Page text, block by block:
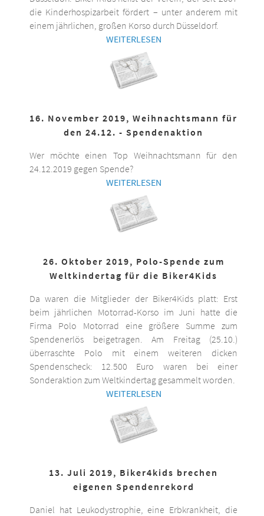
die Kinderhospizarbeit fördert – unter anderem mit
einem jährlichen, großen Korso durch Düsseldorf.
WEITERLESEN
16. November 2019, Weihnachtsmann für
den 24.12. - Spendenaktion
Wer möchte einen Top Weihnachtsmann für den
24.12.2019 gegen Spende?
WEITERLESEN
26. Oktober 2019, Polo-Spende zum
Weltkindertag für die Biker4Kids
Da waren die Mitglieder der Biker4Kids platt: Erst
beim jährlichen Motorrad-Korso im Juni hatte die
Firma Polo Motorrad eine größere Summe zum
Spendenerlös beigetragen. Am Freitag (25.10.)
überraschte Polo mit einem weiteren dicken
Spendenscheck: 12.500 Euro waren bei einer
Sonderaktion zum Weltkindertag gesammelt worden.
WEITERLESEN
13. Juli 2019, Biker4kids brechen
eigenen Spendenrekord
Daniel hat Leukodystrophie, eine Erbkrankheit, die